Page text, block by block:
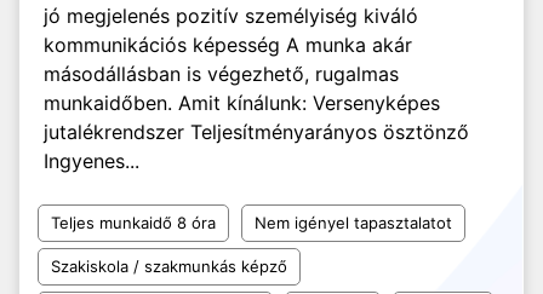
jó megjelenés pozitív személyiség kiváló
kommunikációs képesség A munka akár
másodállásban is végezhető, rugalmas
munkaidőben. Amit kínálunk: Versenyképes
jutalékrendszer Teljesítményarányos ösztönző
Ingyenes...
Teljes munkaidő 8 óra Nem igényel tapasztalatot
Szakiskola / szakmunkás képző